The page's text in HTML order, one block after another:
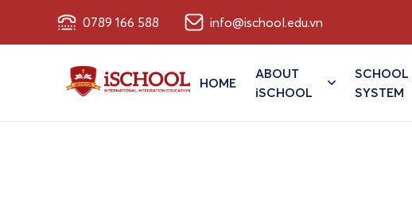
0789 166 588 info@ischool.edu.vn
HOME
ABOUT
iSCHOOL
SCHOOL
SYSTEM